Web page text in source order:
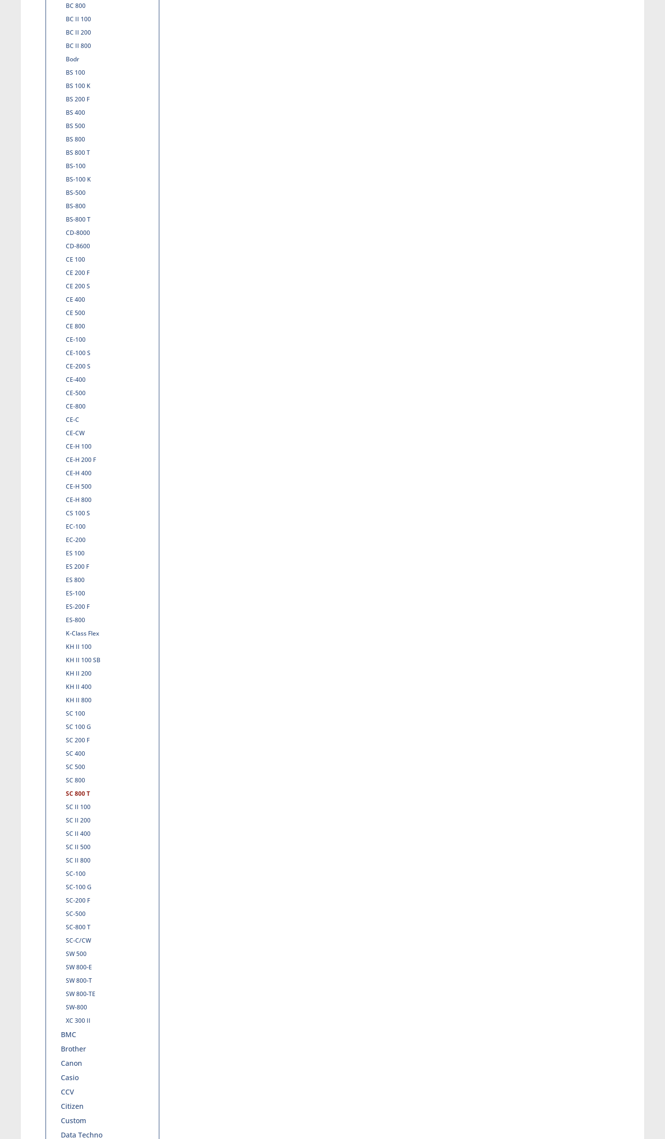
BC 800
BC II 100
BC II 200
BC II 800
Bodr
BS 100
BS 100 K
BS 200 F
BS 400
BS 500
BS 800
BS 800 T
BS-100
BS-100 K
BS-500
BS-800
BS-800 T
CD-8000
CD-8600
CE 100
CE 200 F
CE 200 S
CE 400
CE 500
CE 800
CE-100
CE-100 S
CE-200 S
CE-400
CE-500
CE-800
CE-C
CE-CW
CE-H 100
CE-H 200 F
CE-H 400
CE-H 500
CE-H 800
CS 100 S
EC-100
EC-200
ES 100
ES 200 F
ES 800
ES-100
ES-200 F
ES-800
K-Class Flex
KH II 100
KH II 100 SB
KH II 200
KH II 400
KH II 800
SC 100
SC 100 G
SC 200 F
SC 400
SC 500
SC 800
SC 800 T
SC II 100
SC II 200
SC II 400
SC II 500
SC II 800
SC-100
SC-100 G
SC-200 F
SC-500
SC-800 T
SC-C/CW
SW 500
SW 800-E
SW 800-T
SW 800-TE
SW-800
XC 300 II
BMC
Brother
Canon
Casio
CCV
Citizen
Custom
Data Techno